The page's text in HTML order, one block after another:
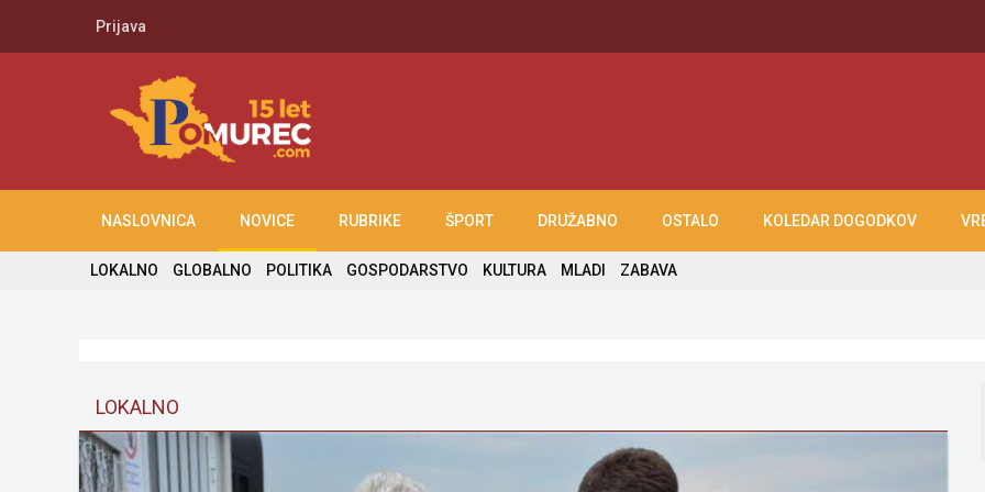
Prijava
NASLOVNICA NOVICE RUBRIKE ŠPORT DRUŽABNO OSTALO KOLEDAR DOGODKOV
LOKALNO GLOBALNO POLITIKA GOSPODARSTVO KULTURA MLADI ZABAVA
LOKALNO